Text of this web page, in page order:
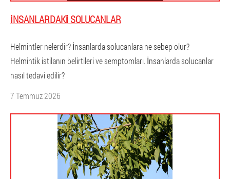
İNSANLARDAKI SOLUCANLAR
Helmintler nelerdir? İnsanlarda solucanlara ne sebep olur?
Helmintik istilanın belirtileri ve semptomları. İnsanlarda solucanlar
nasıl tedavi edilir?
7 Temmuz 2026